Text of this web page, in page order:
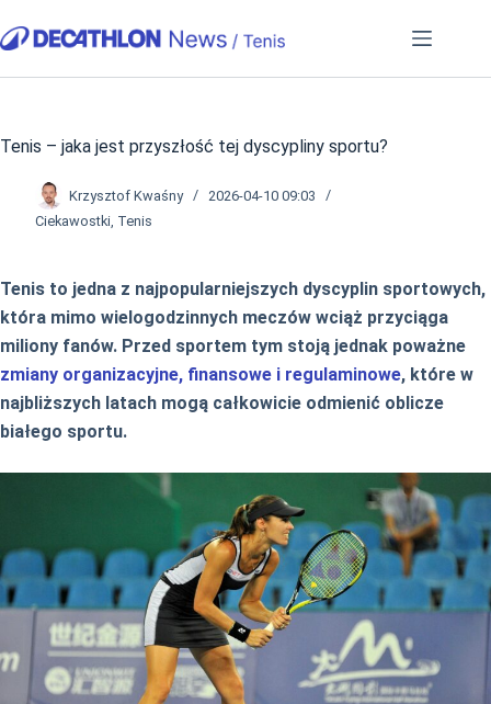
do
Tenis – jaka jest przyszłość tej dyscypliny sportu?
Krzysztof Kwaśny
2026-04-10 09:03
Ciekawostki, Tenis
Tenis to jedna z najpopularniejszych dyscyplin sportowych,
która mimo wielogodzinnych meczów wciąż przyciąga
miliony fanów. Przed sportem tym stoją jednak poważne
zmiany organizacyjne, finansowe i regulaminowe, które w
najbliższych latach mogą całkowicie odmienić oblicze
białego sportu.